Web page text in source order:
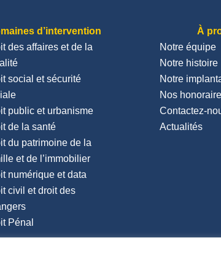
d’intervention
des affaires et de la
social et sécurité
public et urbanisme
de la santé
du patrimoine de la
et de l’immobilier
numérique et data
civil et droit des
Pénal
À
Notre équipe
Notre histoire
Notre
Nos
Contactez-
Actualités